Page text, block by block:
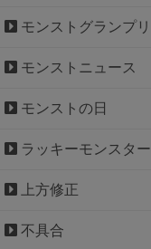
モンストグランプリ
モンストニュース
モンストの日
ラッキーモンスター
上方修正
不具合